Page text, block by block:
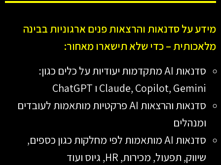
מידע על סדנאות והרצאות פנים ארגוניות בבינה
מלאכותית – כדי שלא תישארו מאחור:
סדנאות AI מתקדמות יעודיות על כלים כגון:
Claude, Copilot, Gemini ו ChatGPT
סדנאות והרצאות AI פרקטיות מותאמות לעובדים
ומנהלים
סדנאות AI מותאמות לפי מחלקות כגון כספים,
שיווק, תפעול, מכירות, HR, גיוס ועוד